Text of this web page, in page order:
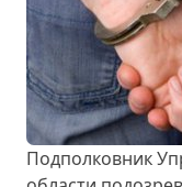
Подполковник